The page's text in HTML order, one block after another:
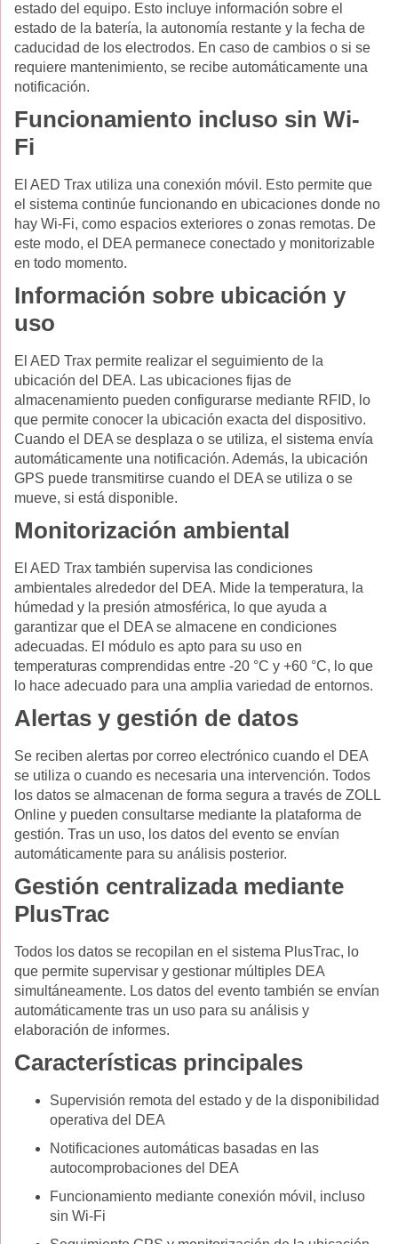
estado del equipo. Esto incluye información sobre el
estado de la batería, la autonomía restante y la fecha de
caducidad de los electrodos. En caso de cambios o si se
requiere mantenimiento, se recibe automáticamente una
notificación.
Funcionamiento incluso sin Wi-
Fi
El AED Trax utiliza una conexión móvil. Esto permite que
el sistema continúe funcionando en ubicaciones donde no
hay Wi-Fi, como espacios exteriores o zonas remotas. De
este modo, el DEA permanece conectado y monitorizable
en todo momento.
Información sobre ubicación y
uso
El AED Trax permite realizar el seguimiento de la
ubicación del DEA. Las ubicaciones fijas de
almacenamiento pueden configurarse mediante RFID, lo
que permite conocer la ubicación exacta del dispositivo.
Cuando el DEA se desplaza o se utiliza, el sistema envía
automáticamente una notificación. Además, la ubicación
GPS puede transmitirse cuando el DEA se utiliza o se
mueve, si está disponible.
Monitorización ambiental
El AED Trax también supervisa las condiciones
ambientales alrededor del DEA. Mide la temperatura, la
húmedad y la presión atmosférica, lo que ayuda a
garantizar que el DEA se almacene en condiciones
adecuadas. El módulo es apto para su uso en
temperaturas comprendidas entre -20 °C y +60 °C, lo que
lo hace adecuado para una amplia variedad de entornos.
Alertas y gestión de datos
Se reciben alertas por correo electrónico cuando el DEA
se utiliza o cuando es necesaria una intervención. Todos
los datos se almacenan de forma segura a través de ZOLL
Online y pueden consultarse mediante la plataforma de
gestión. Tras un uso, los datos del evento se envían
automáticamente para su análisis posterior.
Gestión centralizada mediante
PlusTrac
Todos los datos se recopilan en el sistema PlusTrac, lo
que permite supervisar y gestionar múltiples DEA
simultáneamente. Los datos del evento también se envían
automáticamente tras un uso para su análisis y
elaboración de informes.
Características principales
Supervisión remota del estado y de la disponibilidad
operativa del DEA
Notificaciones automáticas basadas en las
autocomprobaciones del DEA
Funcionamiento mediante conexión móvil, incluso
sin Wi-Fi